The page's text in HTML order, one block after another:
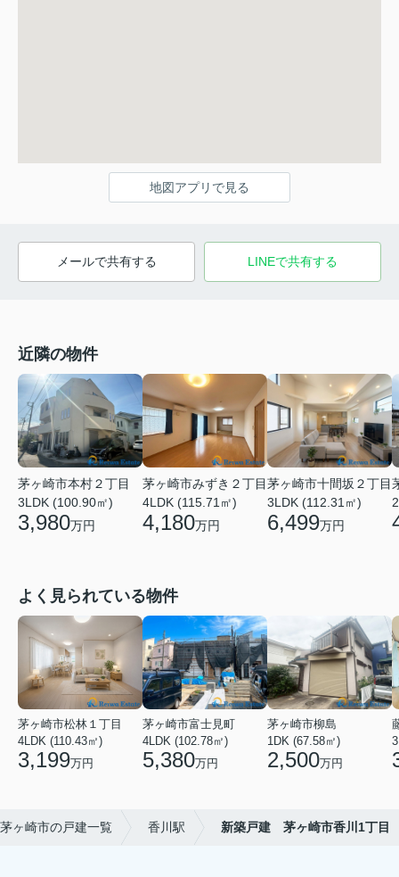
地図アプリで見る
メールで共有する LINEで共有する
近隣の物件
茅ヶ崎市本村２丁目
3LDK (100.90㎡)
3,980万円
茅ヶ崎市みずき２丁目
4LDK (115.71㎡)
4,180万円
茅ヶ崎市十間坂２丁目
3LDK (112.31㎡)
6,499万円
よく見られている物件
茅ヶ崎市松林１丁目
4LDK (110.43㎡)
3,199万円
茅ヶ崎市富士見町
4LDK (102.78㎡)
5,380万円
茅ヶ崎市柳島
1DK (67.58㎡)
2,500万円
茅ヶ崎市の戸建一覧 香川駅 新築戸建 茅ヶ崎市香川1丁目